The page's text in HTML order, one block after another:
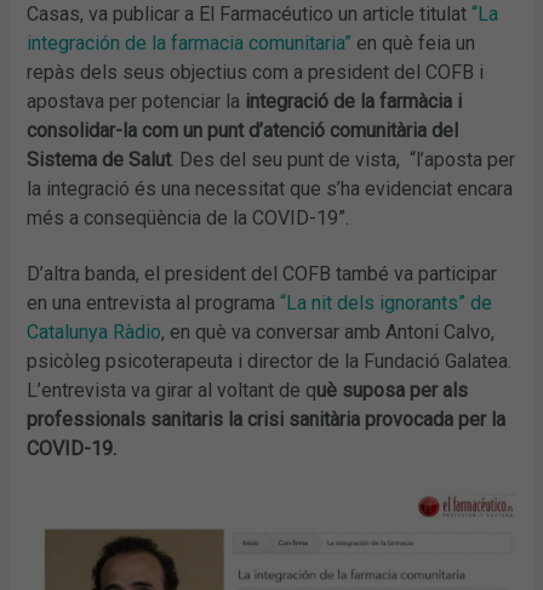
Casas, va publicar a El Farmacéutico un article titulat“La
integración de la farmacia comunitaria” en què feia un
repàs dels seus objectius com a president del COFB i
apostava per potenciar la integració de la farmàcia i
consolidar-la com un punt d’atenció comunitària del
Sistema de Salut. Des del seu punt de vista, “l’aposta per
la integració és una necessitat que s’ha evidenciat encara
més a conseqüència de la COVID-19”.
D’altra banda, el president del COFB també va participar
en una entrevista al programa “La nit dels ignorants” de
Catalunya Ràdio, en què va conversar amb Antoni Calvo,
psicòleg psicoterapeuta i director de la Fundació Galatea.
L’entrevista va girar al voltant de què suposa per als
professionals sanitaris la crisi sanitària provocada per la
COVID-19.